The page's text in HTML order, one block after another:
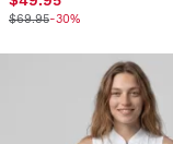
$69.95-30%